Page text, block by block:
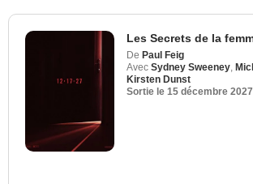
Les Secrets de la
De Paul Feig
Avec Sydney Sweeney
Kirsten Dunst
Sortie le 15 décembre 2027